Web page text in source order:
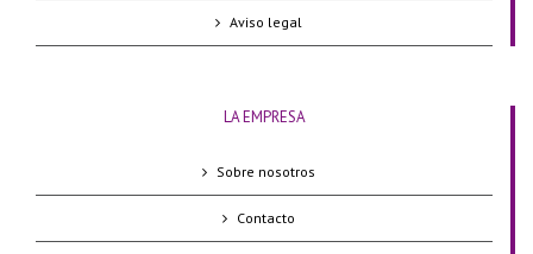
Aviso legal
LA EMPRESA
Sobre nosotros
Contacto